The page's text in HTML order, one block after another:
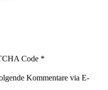
Code *
Kommentare via E-